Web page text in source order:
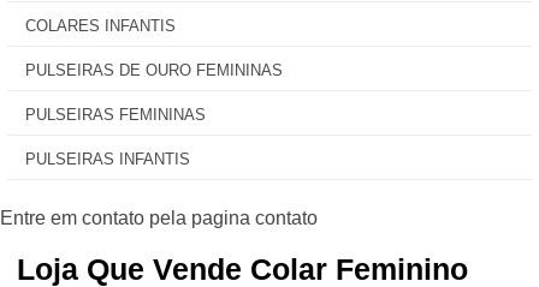
COLARES INFANTIS
PULSEIRAS DE OURO FEMININAS
PULSEIRAS FEMININAS
PULSEIRAS INFANTIS
Loja Que Vende Colar Feminino